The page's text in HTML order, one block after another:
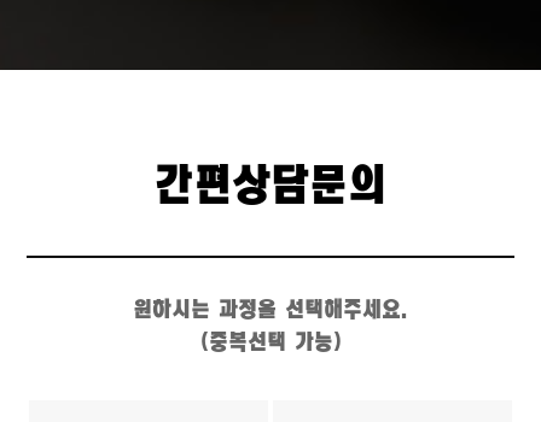
간편상담문의
원하시는 과정을 선택해주세요.
(중복선택 가능)